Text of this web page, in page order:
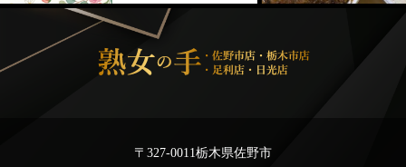
〒327-0011栃木県佐野市